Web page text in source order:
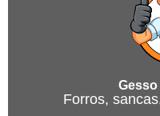
Forros,